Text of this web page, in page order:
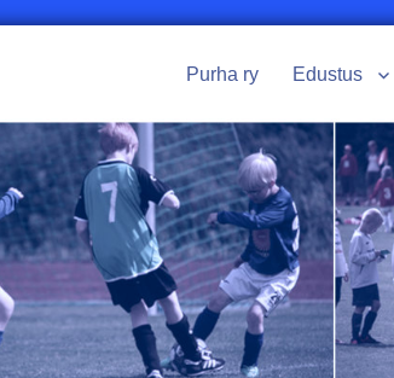
Purha ry Edustus